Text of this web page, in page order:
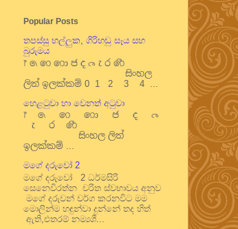
Popular Posts
තපස්සු භල්ලුක, ගිරිහඬු සෑය සහ
බුරුමය
෦ ෧ ෨ ෩ ෪ ෫ ෬ ෭ ෮ ෯
සිංහල
ලිත් ඉලක්කම් 0 1 2 3 4 ...
හෙළටුවා හා වෙනත් අටුවා
෦ ෧ ෨ ෩ ෪ ෫ ෬
෭ ෮ ෯
සිංහල ලිත්
ඉලක්කම් ...
මගේ දරුවෝ 2
මගේ දරුවෝ 2 ධර්මසිරි
සෙනෙවිරත්න චරිත ස්වභාවය අනුව
මගේ දරුවන් වර්ග කරනවිට මම
මොලින්ම හඳුන්වා දුන්නේ තද හිත්
ඇති,එතරම් නම්‍යශී...